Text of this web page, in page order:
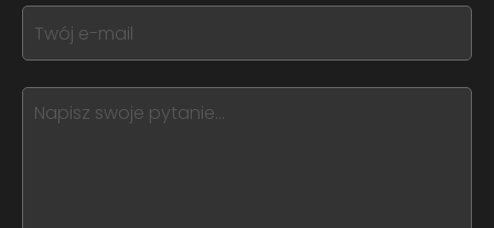
form
field
blank
If
you
this,
leave